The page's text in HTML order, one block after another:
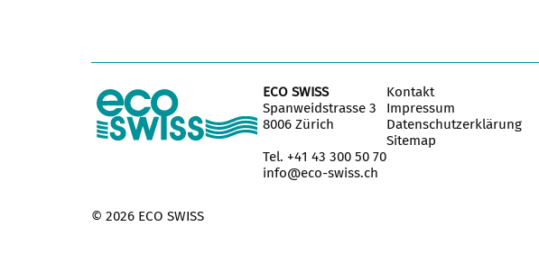
ECO SWISS
Spanweidstrasse 3
8006 Zürich
Tel. +41 43 300 50 70
info@eco-swiss.ch
Kontakt
Impressum
Datenschutzerklärung
Sitemap
© 2026 ECO SWISS